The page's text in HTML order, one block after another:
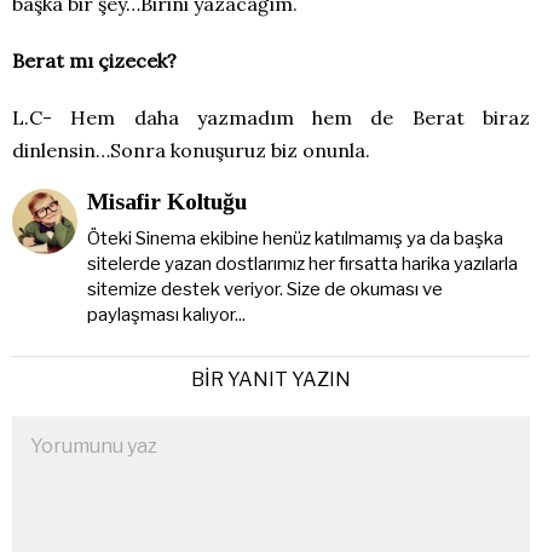
Berat mı çizecek?
L.C- Hem daha yazmadım hem de Berat biraz
dinlensin…Sonra konuşuruz biz onunla.
Misafir Koltuğu
Öteki Sinema ekibine henüz katılmamış ya da başka
sitelerde yazan dostlarımız her fırsatta harika yazılarla
sitemize destek veriyor. Size de okuması ve
paylaşması kalıyor...
BIR YANIT YAZIN